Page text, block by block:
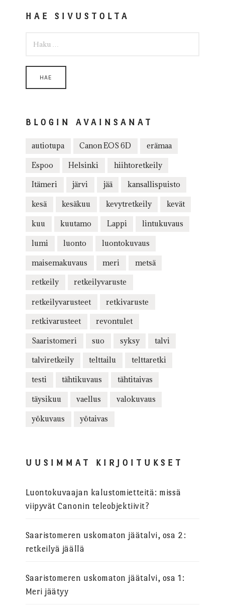
HAE SIVUSTOLTA
BLOGIN AVAINSANAT
autiotupa Canon EOS 6D erämaa
Espoo Helsinki hiihtoretkeily
Itämeri järvi jää kansallispuisto
kesä kesäkuu kevytretkeily kevät
kuu kuutamo Lappi lintukuvaus
lumi luonto luontokuvaus
maisemakuvaus meri metsä
retkeily retkeilyvaruste
retkeilyvarusteet retkivaruste
retkivarusteet revontulet
Saaristomeri suo syksy talvi
talviretkeily telttailu telttaretki
testi tähtikuvaus tähtitaivas
täysikuu vaellus valokuvaus
yökuvaus yötaivas
UUSIMMAT KIRJOITUKSET
Luontokuvaajan kalustomietteitä: missä
viipyvät Canonin teleobjektiivit?
Saaristomeren uskomaton jäätalvi, osa 2:
retkeilyä jäällä
Saaristomeren uskomaton jäätalvi, osa 1:
Meri jäätyy